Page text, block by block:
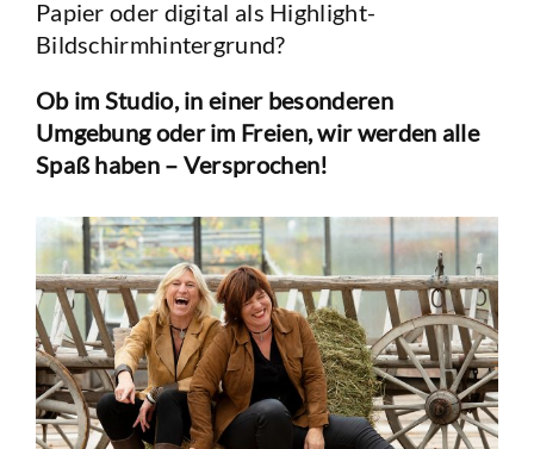
Papier oder digital als Highlight-
Bildschirmhintergrund?
Ob im Studio, in einer besonderen
Umgebung oder im Freien, wir werden alle
Spaß haben – Versprochen!